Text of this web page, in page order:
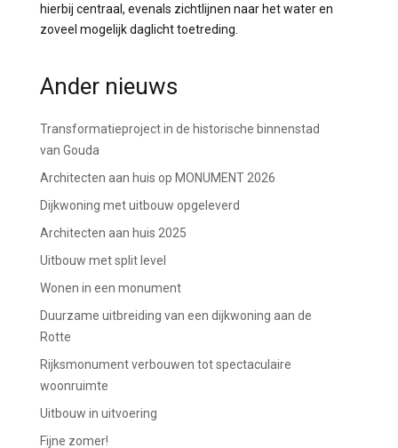
hierbij centraal, evenals zichtlijnen naar het water en
zoveel mogelijk daglicht toetreding.
Ander nieuws
Transformatieproject in de historische binnenstad
van Gouda
Architecten aan huis op MONUMENT 2026
Dijkwoning met uitbouw opgeleverd
Architecten aan huis 2025
Uitbouw met split level
Wonen in een monument
Duurzame uitbreiding van een dijkwoning aan de
Rotte
Rijksmonument verbouwen tot spectaculaire
woonruimte
Uitbouw in uitvoering
Fijne zomer!